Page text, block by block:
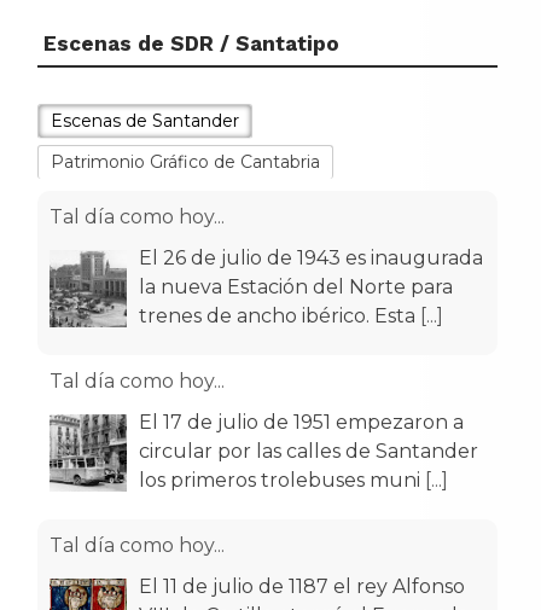
Escenas de SDR / Santatipo
Escenas de Santander
Patrimonio Gráfico de Cantabria
Tal día como hoy...
El 26 de julio de 1943 es inaugurada
la nueva Estación del Norte para
trenes de ancho ibérico. Esta [...]
Tal día como hoy...
El 17 de julio de 1951 empezaron a
circular por las calles de Santander
los primeros trolebuses muni [...]
Tal día como hoy...
El 11 de julio de 1187 el rey Alfonso